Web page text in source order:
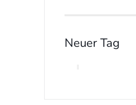
Neuer Tag